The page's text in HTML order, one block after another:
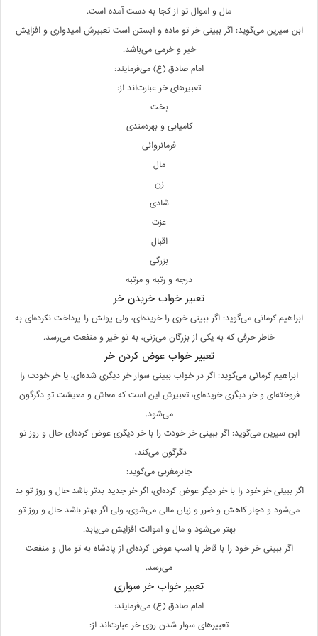
مال و اموال تو از کجا به دست آمده است.
ابن سیرین می‌گوید: اگر ببینی خر تو ماده و آبستن است تعبیرش امیدواری و افزایش
خیر و خرمی می‌باشد.
امام صادق (ع) می‌فرمایند:
تعبیرهای خر عبارت‌اند از:
بخت
کامیابی و بهره‌مندی
فرمانروائی
مال
زن
شادی
عزت
اقبال
بزرگی
درجه و رتبه و مرتبه
تعبیر خواب خریدن خر
ابراهیم کرمانی می‌گوید: اگر ببینی خری را خریده‌ای، ولی پولش را پرداخت نکرده‌ای به
خاطر حرفی که به یکی از بزرگان می‌زنی، به تو خیر و منفعت می‌رسد.
تعبیر خواب عوض کردن خر
ابراهیم کرمانی می‌گوید: اگر در خواب ببینی سوار خر دیگری شده‌ای، یا خر خودت را
فروخته‌ای و خر دیگری خریده‌ای، تعبیرش این است که معاش و معیشت تو دگرگون
می‌شود.
ابن سیرین می‌گوید: اگر ببینی خر خودت را با خر دیگری عوض کرده‌ای حال و روز تو
دگرگون می‌کند، ‌‌‌‌‌
جابرمغربی می‌گوید:
اگر ببینی خر خود را با خر دیگر عوض کرده‌ای، اگر خر جدید بدتر باشد حال و روز تو بد
می‌شود و دچار کاهش و ضرر و زیان مالی می‌شوی، ولی اگر بهتر باشد حال و روز تو
بهتر می‌شود و مال و اموالت افزایش می‌یابد.
اگر ببینی خر خود را با قاطر یا اسب عوض کرده‌ای از پادشاه به تو مال و منفعت
می‌رسد.
تعبیر خواب خر سواری
امام صادق (ع) می‌فرمایند:
تعبیرهای سوار شدن روی خر عبارت‌اند از: